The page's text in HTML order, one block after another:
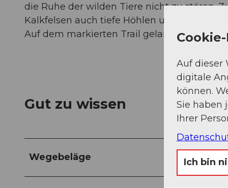
die Ruhe der wilden Tiere nicht zu stören.
Kalkfelsen auch tiefe Höhlen und Furchen,
Auf dem markierten Trail gelangt man
Gut zu wissen
Wegebeläge
Auf dieser
digitale
können.
Sie haben
Ihrer
Ich bin